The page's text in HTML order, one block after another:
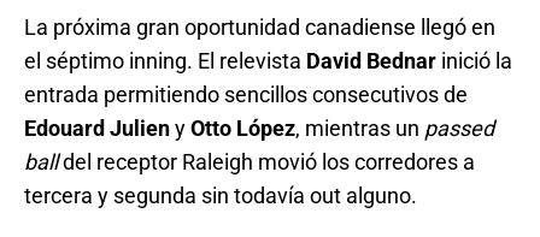
La próxima gran oportunidad canadiense llegó en
el séptimo inning. El relevista David Bednar inició la
entrada permitiendo sencillos consecutivos de
Edouard JulienyOtto López, mientras un passed
balldel receptor Raleigh movió los corredores a
tercera y segunda sin todavía out alguno.